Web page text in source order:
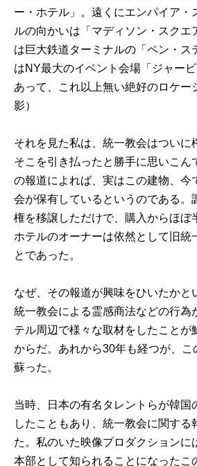
ー・ホテル」。遠くにエンパイア・
ルの向かいは「マディソン・スクエ
は巨大鉄道ターミナルの「ペン・ス
はNY最大のイベント会場「ジャー
あって、これ以上無い絶好のロケー
影）
それを見た私は、統一教会はついに
そこを引き払ったと勝手に思いこん
の報道によれば、実はこの建物、今
会が保有しているというのである。
権を移譲しただけで、購入からほぼ
ホテルのオーナーは依然として旧統
とであった。
なぜ、その報道が興味をひいたかと
統一教会による霊感商法などの行為
テル周辺で様々な取材をしたことが
からだ。あれから30年も経つが、こ
蘇った。
当時、日本の有名タレントらが韓国
したこともあり、統一教会に関する
た。私のいた映像プロダクションに
本部として知られることになったこ